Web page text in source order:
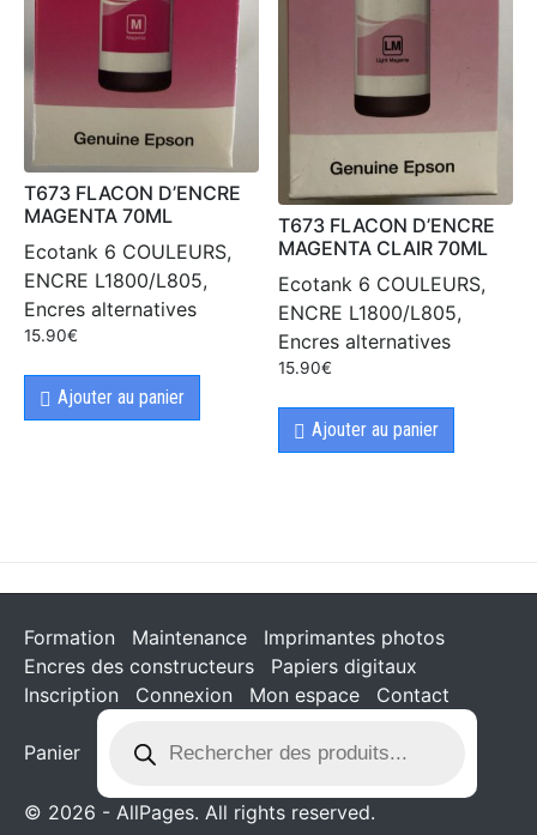
T673 FLACON D’ENCRE
MAGENTA 70ML
Ecotank 6 COULEURS,
ENCRE L1800/L805,
Encres alternatives
15.90€
Ajouter au panier
T673 FLACON D’ENCRE
MAGENTA CLAIR 70ML
Ecotank 6 COULEURS,
ENCRE L1800/L805,
Encres alternatives
15.90€
Ajouter au panier
Formation Maintenance
Imprimantes photos
Encres des constructeurs
Papiers digitaux
Inscription
Connexion Mon espace Contact
Panier
© 2026 - AllPages. All rights reserved.